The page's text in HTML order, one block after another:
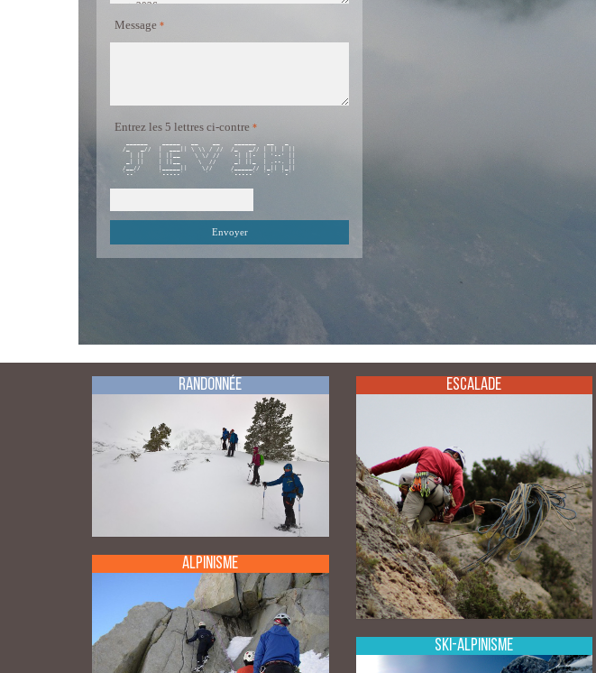
Message
Entrez les 5 lettres ci-contre
/_   _//  |  ___|| \ \\ / //  /_   _// | || | ||
   | ||    | ||__    \ \/ //    -| ||-  | '--' ||
  _| ||    | ||__     \  //     _| ||_  | .--. ||
/__//     |_____||    \//     /_____// |_|| |_||
`--`      `-----`      `      `-----`  `-`  `-`
Randonnée
Alpinisme
Escalade
Ski-Alpinisme